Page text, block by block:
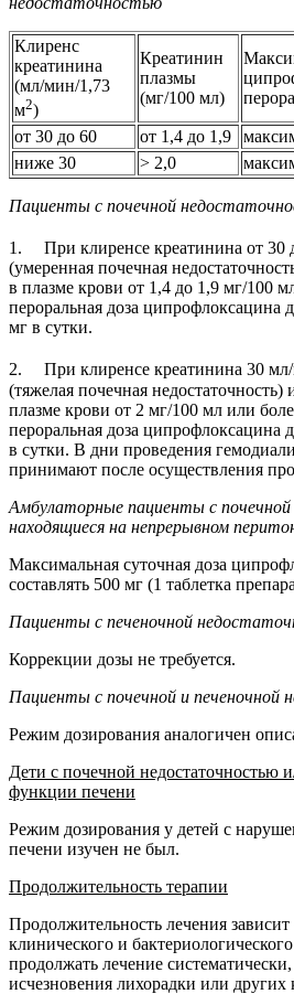
Клиренс
креатинина
(мл/мин/1,73
м2)
Креатинин
плазмы
(мг/100 мл)
от 30 до 60 от 1,4 до 1,9
ниже 30
> 2,0
Пациенты с почечной
1. При клиренсе креатинина от 30
(умеренная почечная
в плазме крови от 1,4 до 1,9 мг/100
пероральная доза ципрофлоксацина
мг в сутки.
2. При клиренсе креатинина 30
(тяжелая почечная
плазме крови от 2 мг/100 мл или
пероральная доза ципрофлоксацина
в сутки. В дни проведения
принимают после осуществления
Амбулаторные пациенты с
находящиеся на непрерывном
Максимальная суточная доза
составлять 500 мг (1 таблетка
Пациенты с печеночной
Коррекции дозы не требуется.
Пациенты с почечной и печеночной
Режим дозирования аналогичен
Дети с почечной недостаточностью
функции печени
Режим дозирования у детей с
печени изучен не был.
Продолжительность терапии
Продолжительность лечения зависит
клинического и
продолжать лечение
исчезновения лихорадки или